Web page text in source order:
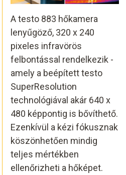
A testo 883 hőkamera
lenyűgöző, 320 x 240
pixeles infravörös
felbontással rendelkezik -
amely a beépített testo
SuperResolution
technológiával akár 640 x
480 képpontig is bővíthető.
Ezenkívül a kézi fókusznak
köszönhetően mindig
teljes mértékben
ellenőrizheti a hőképet.